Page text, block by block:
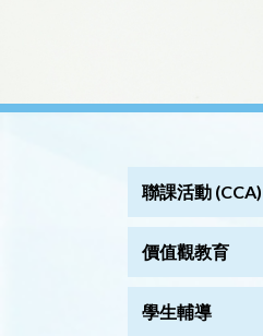
聯課活動 (CCA)
價值觀教育
學生輔導